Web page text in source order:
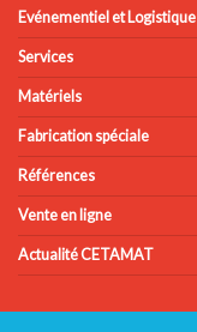
Evénementiel et Logistique
Services
Matériels
Fabrication spéciale
Références
Vente en ligne
Actualité CETAMAT